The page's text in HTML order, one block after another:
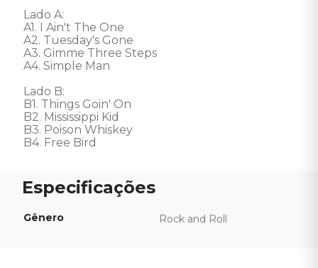
Lado A:
A1. I Ain't The One
A2. Tuesday's Gone
A3. Gimme Three Steps
A4. Simple Man
Lado B:
B1. Things Goin' On
B2. Mississippi Kid
B3. Poison Whiskey
B4. Free Bird
Gênero Rock and Roll